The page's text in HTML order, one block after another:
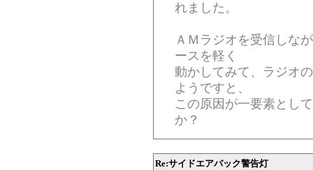
れました。
ＡＭラジオを受信しな
ースを軽く
動かしてみて、ラジオ
ようですと、
この原因が一要素とし
か？
Re:サイドエアバック警告灯